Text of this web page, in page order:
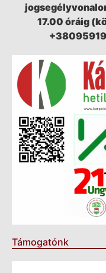
17.00 óráig
Támogatónk